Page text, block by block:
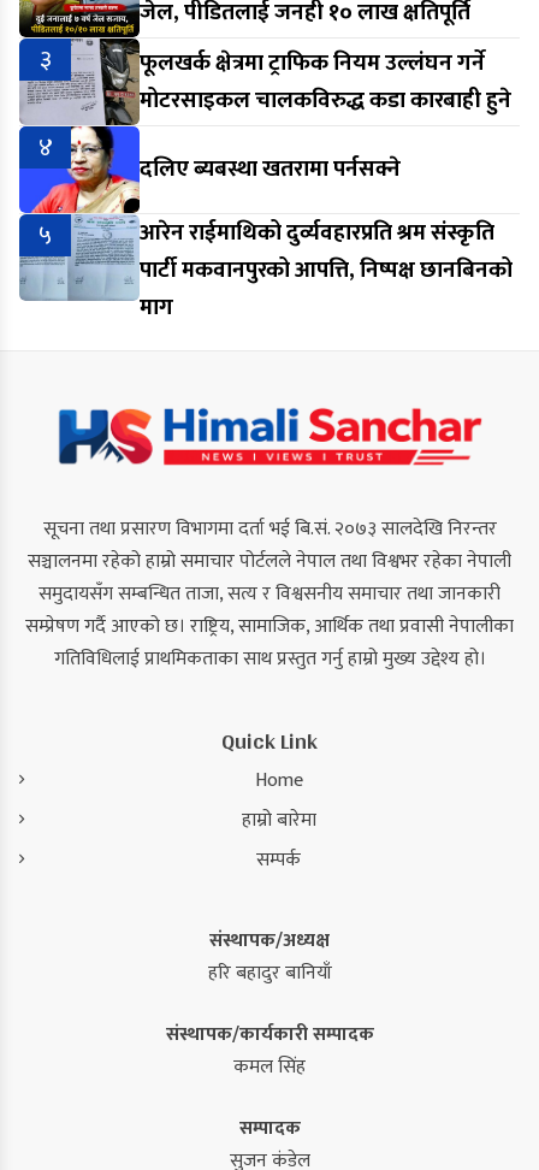
जेल, पीडितलाई जनही १० लाख क्षतिपूर्ति
३
फूलखर्क क्षेत्रमा ट्राफिक नियम उल्लंघन गर्ने
मोटरसाइकल चालकविरुद्ध कडा कारबाही हुने
४
दलिए ब्यबस्था खतरामा पर्नसक्ने
५
आरेन राईमाथिको दुर्व्यवहारप्रति श्रम संस्कृति
पार्टी मकवानपुरको आपत्ति, निष्पक्ष छानबिनको
माग
सूचना तथा प्रसारण विभागमा दर्ता भई बि.सं. २०७३ सालदेखि निरन्तर
सञ्चालनमा रहेको हाम्रो समाचार पोर्टलले नेपाल तथा विश्वभर रहेका नेपाली
समुदायसँग सम्बन्धित ताजा, सत्य र विश्वसनीय समाचार तथा जानकारी
सम्प्रेषण गर्दै आएको छ। राष्ट्रिय, सामाजिक, आर्थिक तथा प्रवासी नेपालीका
गतिविधिलाई प्राथमिकताका साथ प्रस्तुत गर्नु हाम्रो मुख्य उद्देश्य हो।
Quick Link
Home
हाम्रो बारेमा
सम्पर्क
संस्थापक/अध्यक्ष
हरि बहादुर बानियाँ
संस्थापक/कार्यकारी सम्पादक
कमल सिंह
सम्पादक
सुजन कंडेल